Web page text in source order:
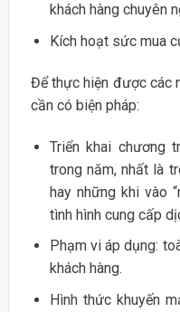
khách hàng chuyên
Kích hoạt sức mua
Để thực hiện được các
cần có biện pháp:
Triển khai chương
trong năm, nhất là
hay những khi vào
tình hình cung cấp
Phạm vi áp dụng:
khách hàng.
Hình thức khuyến